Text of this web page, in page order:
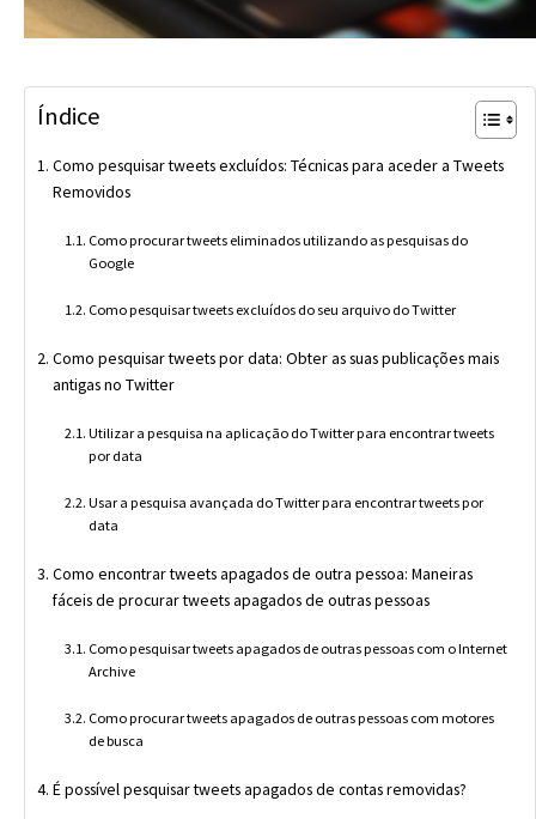
Índice
Como pesquisar tweets excluídos: Técnicas para aceder a Tweets
Removidos
Como procurar tweets eliminados utilizando as pesquisas do
Google
Como pesquisar tweets excluídos do seu arquivo do Twitter
Como pesquisar tweets por data: Obter as suas publicações mais
antigas no Twitter
Utilizar a pesquisa na aplicação do Twitter para encontrar tweets
por data
Usar a pesquisa avançada do Twitter para encontrar tweets por
data
Como encontrar tweets apagados de outra pessoa: Maneiras
fáceis de procurar tweets apagados de outras pessoas
Como pesquisar tweets apagados de outras pessoas com o Internet
Archive
Como procurar tweets apagados de outras pessoas com motores
de busca
É possível pesquisar tweets apagados de contas removidas?